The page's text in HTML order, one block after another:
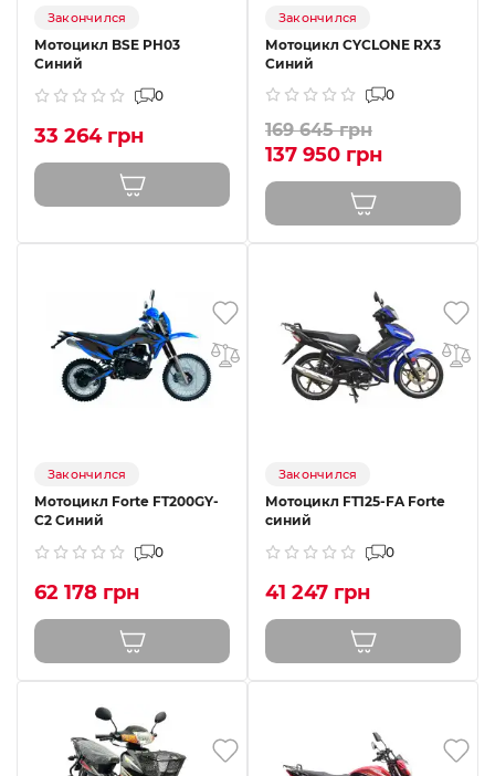
Закончился
Мотоцикл BSE PH03
Синий
0
33 264 грн
Закончился
Мотоцикл CYCLONE RX3
Синий
0
169 645 грн
137 950 грн
Закончился
Мотоцикл Forte FT200GY-
C2 Синий
0
62 178 грн
Закончился
Мотоцикл FT125-FA Forte
синий
0
41 247 грн